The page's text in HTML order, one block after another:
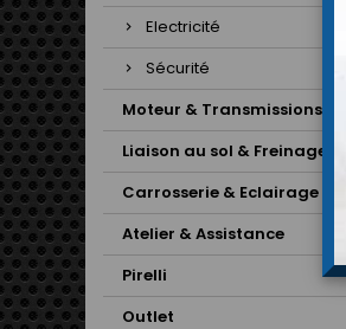
Electricité
Sécurité
Moteur & Transmissions
Liaison au sol & Freinage
Carrosserie & Eclairage
Atelier & Assistance
Pirelli
Outlet